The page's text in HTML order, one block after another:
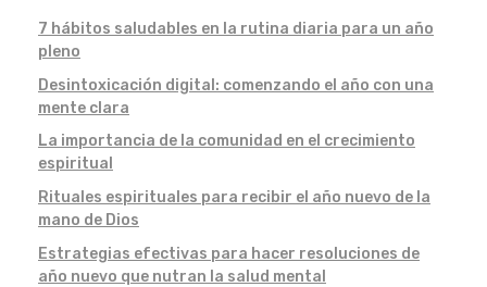
7 hábitos saludables en la rutina diaria para un año
pleno
Desintoxicación digital: comenzando el año con una
mente clara
La importancia de la comunidad en el crecimiento
espiritual
Rituales espirituales para recibir el año nuevo de la
mano de Dios
Estrategias efectivas para hacer resoluciones de
año nuevo que nutran la salud mental